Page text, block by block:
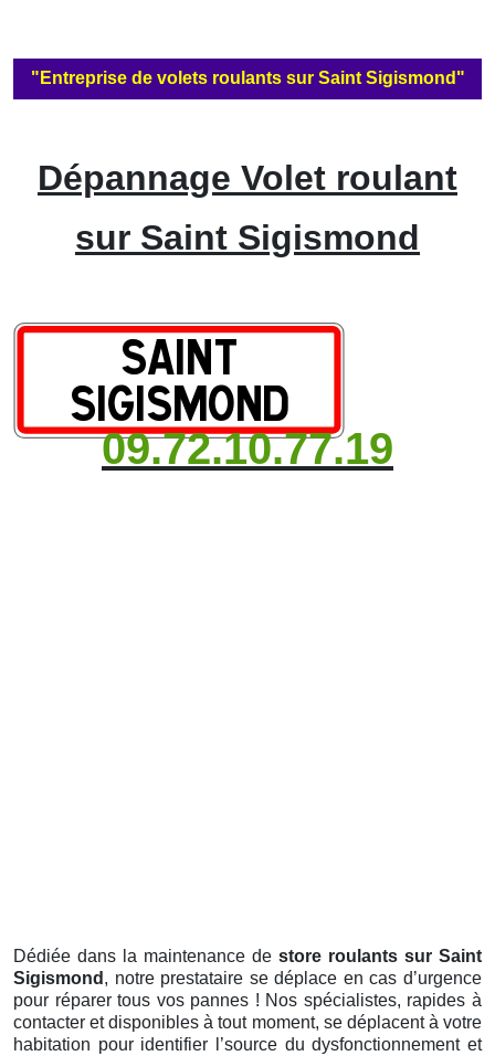
"Entreprise de volets roulants sur Saint Sigismond"
Dépannage Volet roulant
sur Saint Sigismond
09.72.10.77.19
Dédiée dans la maintenance de store roulants sur Saint
Sigismond , notre prestataire se déplace en cas d’urgence
pour réparer tous vos pannes ! Nos spécialistes, rapides à
contacter et disponibles à tout moment, se déplacent à votre
habitation pour identifier l’source du dysfonctionnement et